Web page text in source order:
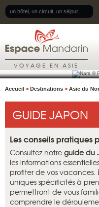
VOYAGE EN ASIE
Accueil > Destinations > Asie du
GUIDE JAPON
Les conseils
Consultez notre guide du
les informations
profiter de vos vacances.
uniques spécificités à
permettront de vous
comprendre le